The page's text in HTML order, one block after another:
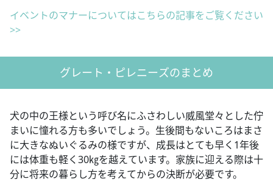
イベントのマナーについてはこちらの記事をご覧ください
>>
グレート・ピレニーズのまとめ
犬の中の王様という呼び名にふさわしい威風堂々とした佇
まいに憧れる方も多いでしょう。生後間もないころはまさ
に大きなぬいぐるみの様ですが、成長はとても早く1年後
には体重も軽く30㎏を越えています。家族に迎える際は十
分に将来の暮らし方を考えてからの決断が必要です。